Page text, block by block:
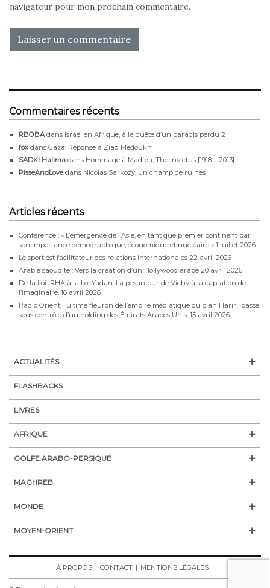
navigateur pour mon prochain commentaire.
Commentaires récents
RBOBA dans Israël en Afrique, à la quête d’un paradis perdu 2
fox dans Gaza: Réponse à Ziad Medoukh
SADKI Halima dans Hommage à Madiba, The Invictus [1918 – 2013]
PisseAndLovedans Nicolas Sarkozy, un champ de ruines
Articles récents
Conférence : « L’émergence de l’Asie, en tant que premier continent par
son importance démographique, économique et nucléaire » 1 juillet 2026
Le sport est facilitateur des relations internationales 22 avril 2026
Arabie saoudite : Vers la création d’un Hollywood arabe 20 avril 2026
De la Loi IRHA à la Loi Yadan: La pesanteur de Vichy à la captation de
l’imaginaire. 16 avril 2026
Radio Orient, l’ultime fleuron de l’empire médiatique du clan Hariri, passe
sous contrôle d’un holding des Émirats Arabes Unis. 15 avril 2026
ACTUALITÉS
FLASHBACKS
LIVRES
AFRIQUE
GOLFE ARABO-PERSIQUE
MAGHREB
MONDE
MOYEN-ORIENT
À PROPOS CONTACT MENTIONS LÉGALES